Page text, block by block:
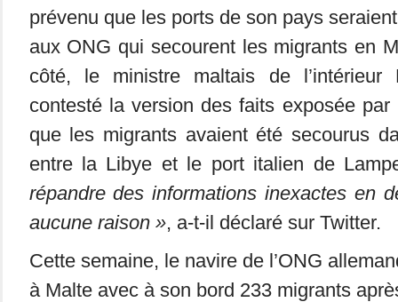
prévenu que les ports de son pays
aux ONG qui secourent les migrants en
côté, le ministre maltais de l’intérieur
contesté la version des faits exposée
que les migrants avaient été secourus
entre la Libye et le port italien de
répandre des informations inexactes en
aucune raison », a-t-il déclaré sur Twitter.
Cette semaine, le navire de l’ONG
à Malte avec à son bord 233 migrants